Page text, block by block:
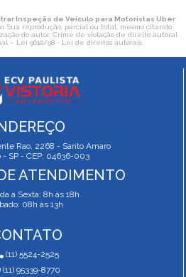
Inspeção de Veículo para Motoristas Uber
Sua reprodução, parcial ou total, mesmo citando
do autor. Crime de violação de direito autoral
– Lei 9610/98 - Lei de direitos autorais.
Rao, 2268 - Santo Amaro
- SP - CEP: 04636-003
ATENDIMENTO
a Sexta: 8h às 18h
08h às 13h
(11) 5524-2525
(11) 95339-8770